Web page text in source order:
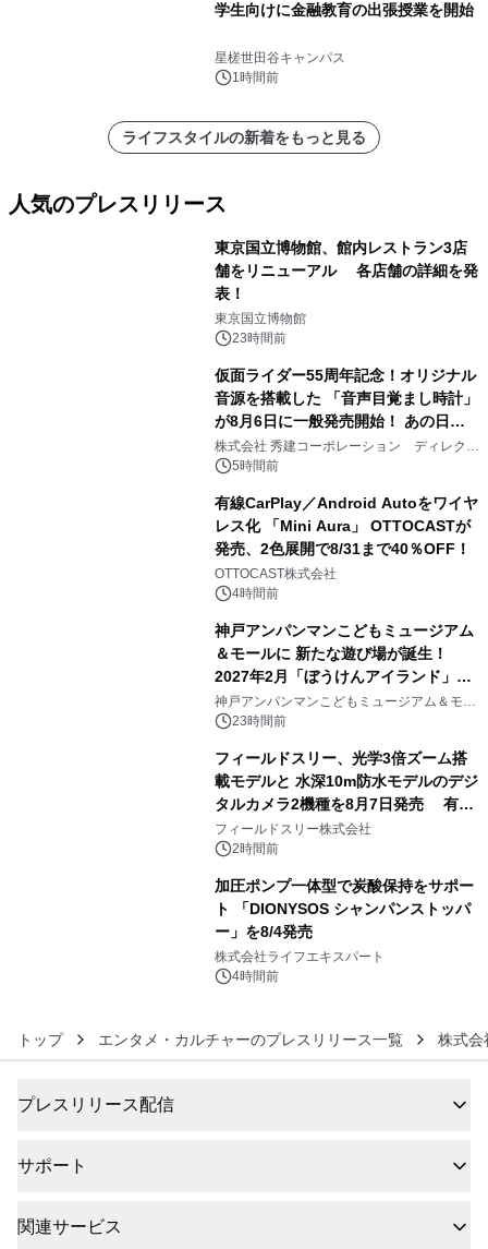
学生向けに金融教育の出張授業を開始
星槎世田谷キャンパス
1時間前
ライフスタイルの新着をもっと見る
人気のプレスリリース
東京国立博物館、館内レストラン3店
舗をリニューアル 各店舗の詳細を発
表！
東京国立博物館
23時間前
仮面ライダー55周年記念！オリジナル
音源を搭載した 「音声目覚まし時計」
が8月6日に一般発売開始！ あの日の
大興奮が今甦る
株式会社 秀建コーポレーション ディレクト
アートギャラリー
5時間前
有線CarPlay／Android Autoをワイヤ
レス化 「Mini Aura」 OTTOCASTが
発売、2色展開で8/31まで40％OFF！
OTTOCAST株式会社
4時間前
神戸アンパンマンこどもミュージアム
＆モールに 新たな遊び場が誕生！
2027年2月「ぼうけんアイランド」が
オープン
神戸アンパンマンこどもミュージアム＆モー
ル 23時間前
フィールドスリー、光学3倍ズーム搭
載モデルと 水深10m防水モデルのデジ
タルカメラ2機種を8月7日発売 有効
約1300万画素、用途別に選べるコンデ
ジ新登場
フィールドスリー株式会社
2時間前
加圧ポンプ一体型で炭酸保持をサポー
ト 「DIONYSOS シャンパンストッパ
ー」を8/4発売
株式会社ライフエキスパート
4時間前
トップ エンタメ・カルチャーのプレスリリース一覧 株式会
プレスリリース配信
サポート
関連サービス